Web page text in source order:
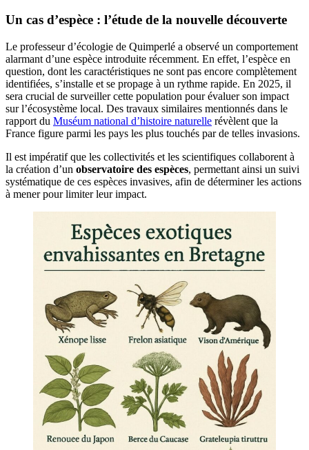
Un cas d’espèce : l’étude de la nouvelle découverte
Le professeur d’écologie de Quimperlé a observé un comportement
alarmant d’une espèce introduite récemment. En effet, l’espèce en
question, dont les caractéristiques ne sont pas encore complètement
identifiées, s’installe et se propage à un rythme rapide. En 2025, il
sera crucial de surveiller cette population pour évaluer son impact
sur l’écosystème local. Des travaux similaires mentionnés dans le
rapport du Muséum national d’histoire naturelle révèlent que la
France figure parmi les pays les plus touchés par de telles invasions.
Il est impératif que les collectivités et les scientifiques collaborent à
la création d’un observatoire des espèces, permettant ainsi un suivi
systématique de ces espèces invasives, afin de déterminer les actions
à mener pour limiter leur impact.